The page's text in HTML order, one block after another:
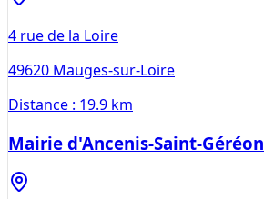
4 rue de la Loire
49620 Mauges-sur-Loire
Distance : 19.9 km
Mairie d'Ancenis-Saint-Géréon